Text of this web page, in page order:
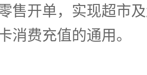
售开单，实现超市
消费充值的通用。